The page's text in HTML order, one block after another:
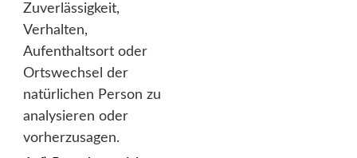
Zuverlässigkeit,
Verhalten,
Aufenthaltsort oder
Ortswechsel der
natürlichen Person zu
analysieren oder
vorherzusagen.